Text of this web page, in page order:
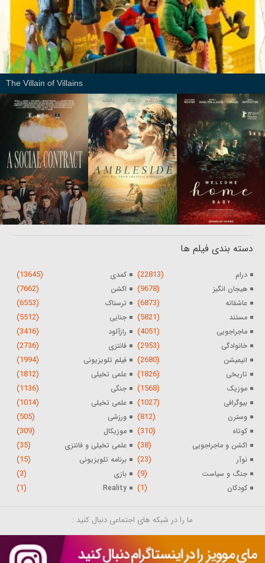
The Villain of Villains
دسته بندی فیلم ها
درام (22813) کمدی (13645)
هیجان انگیز (9678) اکشن (7662)
عاشقانه (6873) ترسناک (6553)
مستند (5821) جنایی (5512)
ماجراجویی (4051) رازآلود (3416)
خانوادگی (2953) فانتزی (2736)
انیمیشن (2680) فیلم تلویزیونی (1994)
تاریخی (1826) علمی تخیلی (1812)
موزیک (1568) جنگی (1136)
بیوگرافی (1027) علمی تخیلی (1014)
وسترن (812) ورزشی (505)
کوتاه (310) موزیکال (309)
اکشن و ماجراجویی (38) علمی تخیلی و فانتزی (35)
نوآر (23) برنامه تلویزیونی (15)
جنگ و سیاست (9) بازی (3)
کودکان (1)
Reality
(1)
ما را در شبکه های اجتماعی دنبال کنید :